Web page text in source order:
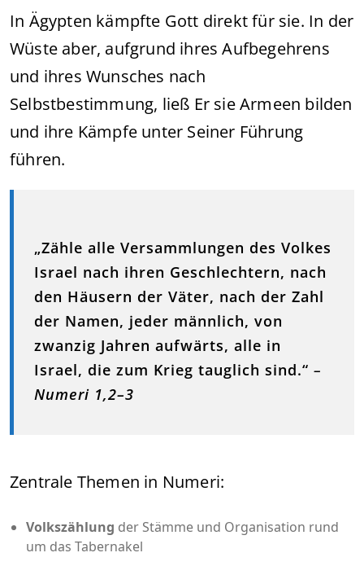
In Ägypten kämpfte Gott direkt für sie. In der
Wüste aber, aufgrund ihres Aufbegehrens
und ihres Wunsches nach
Selbstbestimmung, ließ Er sie Armeen bilden
und ihre Kämpfe unter Seiner Führung
führen.
„Zähle alle Versammlungen des Volkes
Israel nach ihren Geschlechtern, nach
den Häusern der Väter, nach der Zahl
der Namen, jeder männlich, von
zwanzig Jahren aufwärts, alle in
Israel, die zum Krieg tauglich sind.“ –
Numeri 1,2–3
Zentrale Themen in Numeri:
Volkszählung der Stämme und Organisation rund
um das Tabernakel